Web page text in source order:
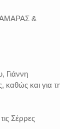
&
Γιάννη
καθώς και για
Σέρρες